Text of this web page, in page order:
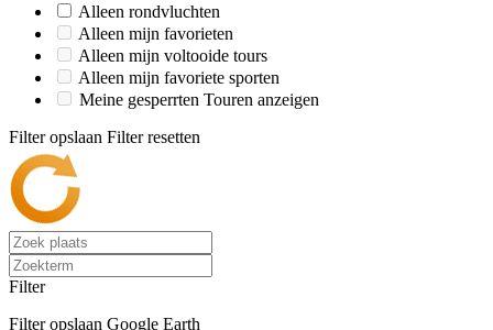
Alleen rondvluchten
Alleen mijn favorieten
Alleen mijn voltooide tours
Alleen mijn favoriete sporten
Meine gesperrten Touren anzeigen
Filter opslaan Filter resetten
Filter
Filter opslaan Google Earth